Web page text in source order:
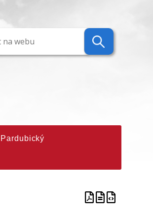
Pardubický